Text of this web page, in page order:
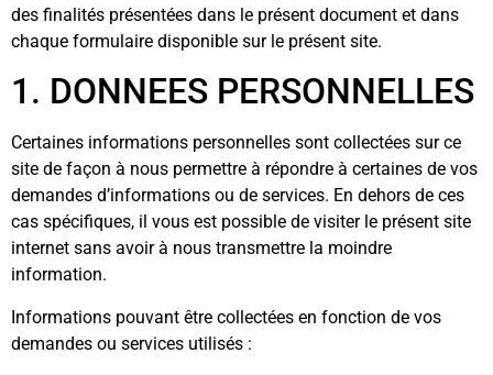
des finalités présentées dans le présent document et dans
chaque formulaire disponible sur le présent site.
1. DONNEES PERSONNELLES
Certaines informations personnelles sont collectées sur ce
site de façon à nous permettre à répondre à certaines de vos
demandes d’informations ou de services. En dehors de ces
cas spécifiques, il vous est possible de visiter le présent site
internet sans avoir à nous transmettre la moindre
information.
Informations pouvant être collectées en fonction de vos
demandes ou services utilisés :